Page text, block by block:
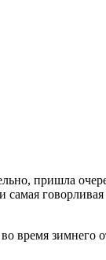
пришла
говорливая
время зимнего